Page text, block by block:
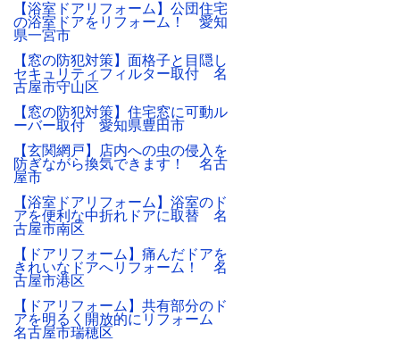
【浴室ドアリフォーム】公団住宅
の浴室ドアをリフォーム！ 愛知
県一宮市
【窓の防犯対策】面格子と目隠し
セキュリティフィルター取付 名
古屋市守山区
【窓の防犯対策】住宅窓に可動ル
ーバー取付 愛知県豊田市
【玄関網戸】店内への虫の侵入を
防ぎながら換気できます！ 名古
屋市
【浴室ドアリフォーム】浴室のド
アを便利な中折れドアに取替 名
古屋市南区
【ドアリフォーム】痛んだドアを
きれいなドアへリフォーム！ 名
古屋市港区
【ドアリフォーム】共有部分のド
アを明るく開放的にリフォーム
名古屋市瑞穂区